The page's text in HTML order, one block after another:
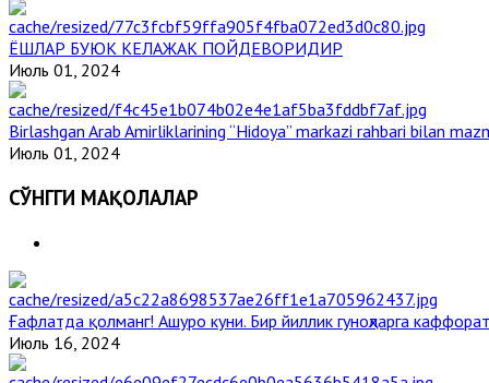
ЁШЛАР БУЮК КЕЛАЖАК ПОЙДЕВОРИДИР
Июль 01, 2024
Birlashgan Arab Amirliklarining “Hidoya” markazi rahbari bilan
Июль 01, 2024
СЎНГГИ МАҚОЛАЛАР
Ғафлатда қолманг! Ашуро куни. Бир йиллик гуноҳларга
Июль 16, 2024